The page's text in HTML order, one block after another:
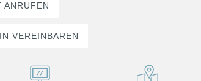
ANRUFEN
VEREINBAREN